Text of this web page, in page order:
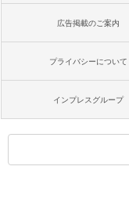
広告掲載のご案内
プライバシーについて
インプレスグループ